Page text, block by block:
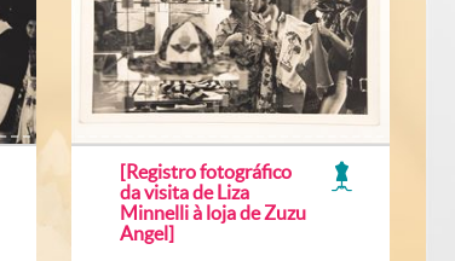
[Registro fotográfico
da visita de Liza
Minnelli à loja de Zuzu
Angel]